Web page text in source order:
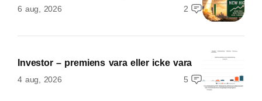
6 aug, 2026 2
Investor – premiens vara eller icke vara
4 aug, 2026 5